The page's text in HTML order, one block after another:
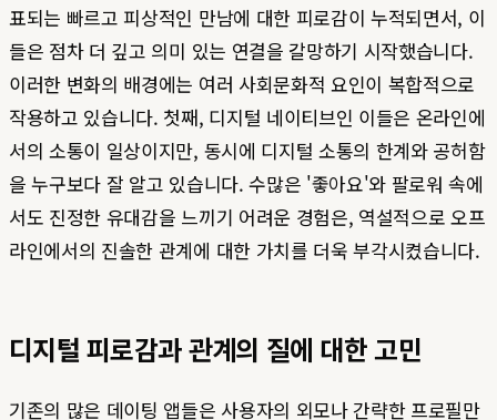
표되는 빠르고 피상적인 만남에 대한 피로감이 누적되면서, 이
들은 점차 더 깊고 의미 있는 연결을 갈망하기 시작했습니다.
이러한 변화의 배경에는 여러 사회문화적 요인이 복합적으로
작용하고 있습니다. 첫째, 디지털 네이티브인 이들은 온라인에
서의 소통이 일상이지만, 동시에 디지털 소통의 한계와 공허함
을 누구보다 잘 알고 있습니다. 수많은 '좋아요'와 팔로워 속에
서도 진정한 유대감을 느끼기 어려운 경험은, 역설적으로 오프
라인에서의 진솔한 관계에 대한 가치를 더욱 부각시켰습니다.
디지털 피로감과 관계의 질에 대한 고민
기존의 많은 데이팅 앱들은 사용자의 외모나 간략한 프로필만